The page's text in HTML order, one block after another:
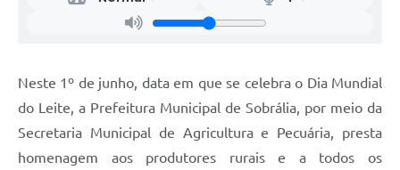
Neste 1º de junho, data em que se celebra o Dia Mundial
do Leite, a Prefeitura Municipal de Sobrália, por meio da
Secretaria Municipal de Agricultura e Pecuária, presta
homenagem aos produtores rurais e a todos os